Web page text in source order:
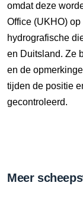
omdat deze
Office (UKHO)
hydrografische
en Duitsland. Ze
en de
tijden de positie
gecontroleerd.
Meer